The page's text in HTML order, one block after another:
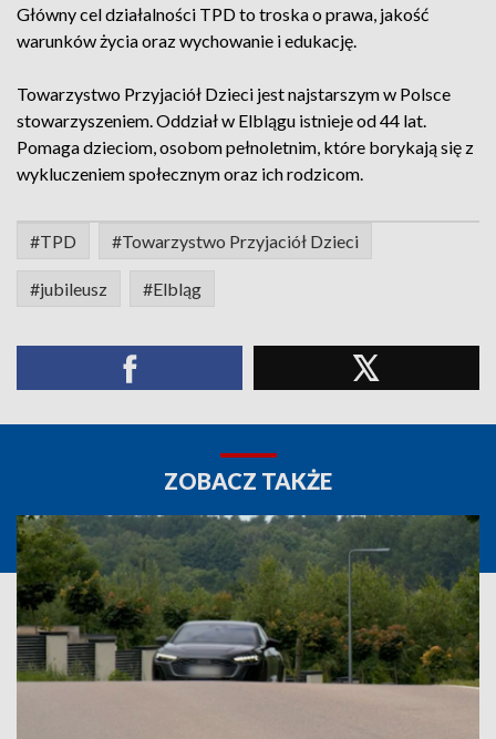
Główny cel działalności TPD to troska o prawa, jakość
warunków życia oraz wychowanie i edukację.
Towarzystwo Przyjaciół Dzieci jest najstarszym w Polsce
stowarzyszeniem. Oddział w Elblągu istnieje od 44 lat.
Pomaga dzieciom, osobom pełnoletnim, które borykają się z
wykluczeniem społecznym oraz ich rodzicom.
#TPD #Towarzystwo Przyjaciół Dzieci
#jubileusz #Elbląg
ZOBACZ TAKŻE